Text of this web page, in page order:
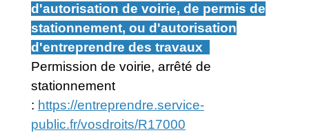
d'autorisation de voirie, de permis de
stationnement, ou d'autorisation
d'entreprendre des travaux
Permission de voirie, arrêté de
stationnement
: https://entreprendre.service-
public.fr/vosdroits/R17000